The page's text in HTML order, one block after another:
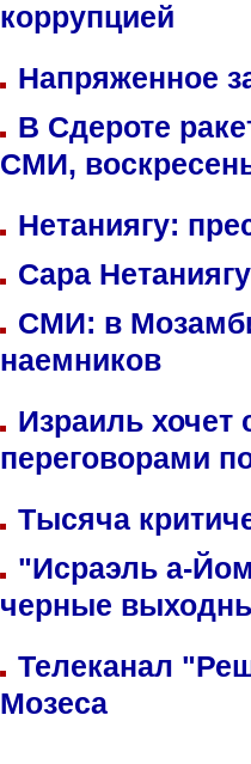
коррупцией
Напряженное
В Сдероте
СМИ,
Нетаниягу:
Сара
СМИ: в
наемников
Израиль хочет
переговорами
Тысяча
"Исраэль а-
черные
Телеканал
Мозеса